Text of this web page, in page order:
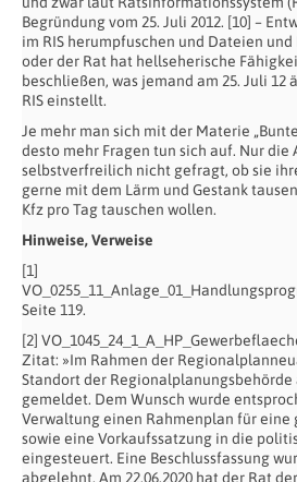
Begründung vom 25. Juli 2012. [10] –
im RIS herumpfuschen und Dateien
oder der Rat hat hellseherische
beschließen, was jemand am 25. Juli 12
RIS einstellt.
Je mehr man sich mit der Materie
desto mehr Fragen tun sich auf. Nur die
selbstverfreilich nicht gefragt, ob sie
gerne mit dem Lärm und Gestank
Kfz pro Tag tauschen wollen.
Hinweise, Verweise
[1]
Seite 119.
[2]
Zitat: »Im Rahmen der
Standort der Regionalplanungsbehörde
gemeldet. Dem Wunsch wurde
Verwaltung einen Rahmenplan für
sowie eine Vorkaufssatzung in die
eingesteuert. Eine Beschlussfassung
abgelehnt. Am 22.06.2020 hat der Rat